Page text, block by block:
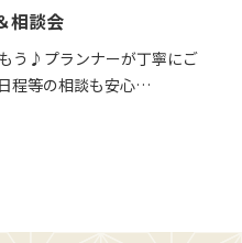
相談会
う♪プランナーが丁寧にご
程等の相談も安心…